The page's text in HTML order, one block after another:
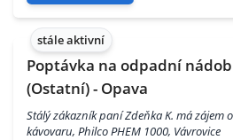
stále aktivní
Poptávka na odpadní
(Ostatní) - Opava
Stálý zákazník paní Zdeňka K. má zájem
kávovaru, Philco PHEM 1000, Vávrovice